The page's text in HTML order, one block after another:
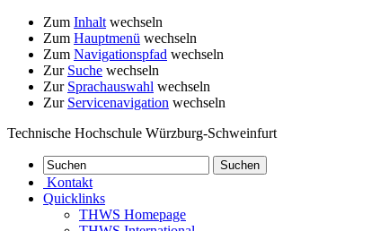
Zum Inhalt wechseln
Zum Hauptmenü wechseln
Zum Navigationspfad wechseln
Zur Suche wechseln
Zur Sprachauswahl wechseln
Zur Servicenavigation wechseln
Technische Hochschule Würzburg-Schweinfurt
Kontakt
Quicklinks
THWS Homepage